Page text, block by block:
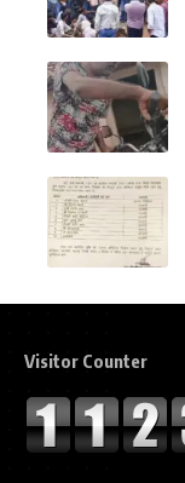
Visitor Counter